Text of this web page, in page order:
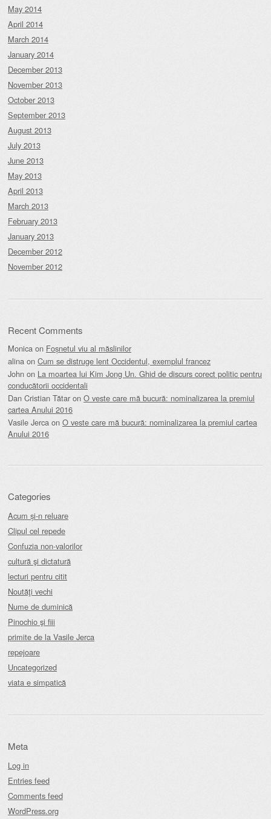
May 2014
April 2014
March 2014
January 2014
December 2013
November 2013
October 2013
September 2013
August 2013
July 2013
June 2013
May 2013
April 2013
March 2013
February 2013
January 2013
December 2012
November 2012
Recent Comments
Monica on Foșnetul viu al măslinilor
alina on Cum se distruge lent Occidentul, exemplul francez
John on La moartea lui Kim Jong Un. Ghid de discurs corect politic pentru
conducătorii occidentali
Dan Cristian Tătar on O veste care mă bucură: nominalizarea la premiul
cartea Anului 2016
Vasile Jerca on O veste care mă bucură: nominalizarea la premiul cartea
Anului 2016
Categories
Acum și-n reluare
Clipul cel repede
Confuzia non-valorilor
cultură şi dictatură
lecturi pentru citit
Noutăţi vechi
Nume de duminică
Pinochio şi fiii
primite de la Vasile Jerca
repejoare
Uncategorized
viata e simpatică
Meta
Log in
Entries feed
Comments feed
WordPress.org